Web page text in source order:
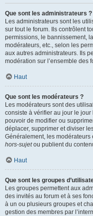
Que sont les administrateurs ?
Les administrateurs sont les
sur tout le forum. Ils contrôlent
permissions, le bannissement,
modérateurs, etc., selon les
aux autres administrateurs. Ils
modération sur l’ensemble des
Haut
Que sont les modérateurs ?
Les modérateurs sont des
consiste à vérifier au jour le
pouvoir de modifier ou
déplacer, supprimer et diviser
Généralement, les
hors-sujetou publient du
Haut
Que sont les groupes
Les groupes permettent aux
des invités au forum et à ses
à un ou plusieurs groupes et
gestion des membres par